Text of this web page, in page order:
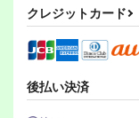
クレジットカード
後払い決済